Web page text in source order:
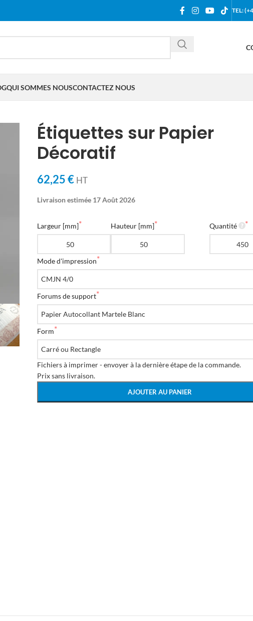
TEL:
QUI SOMMES NOUSCONTACTEZ NOUS
Étiquettes sur Papier
Décoratif
62,25 € HT
Livraison estimée 17 Août 2026
Largeur [mm] Hauteur [mm] Quantité
Mode d'impression
Forums de support
Form
Fichiers à imprimer - envoyer à la dernière étape de la commande.
Prix ​​sans livraison.
AJOUTER AU PANIER